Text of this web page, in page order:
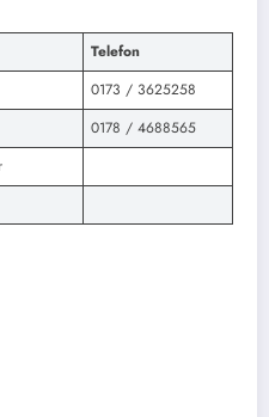
Telefon
0173 / 3625258
0178 / 4688565